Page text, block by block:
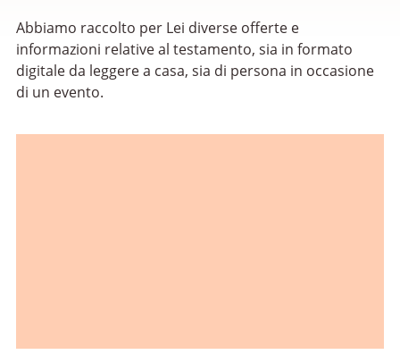
Abbiamo raccolto per Lei diverse offerte e
informazioni relative al testamento, sia in formato
digitale da leggere a casa, sia di persona in occasione
di un evento.